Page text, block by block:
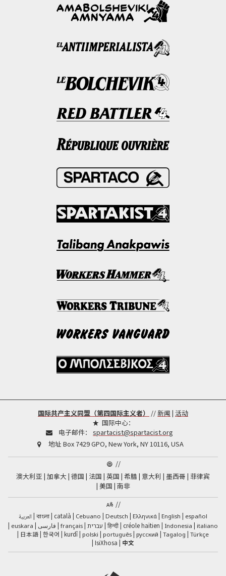
国际共产主义同盟（第四国际主义者） //新闻 | 活动
国际中心：
电子邮件：
spartacist@spartacist.org
地址 Box 7429 GPO, New York, NY 10116, USA
//
澳大利亚 加拿大 德国 法国 英国 希腊 意大利 墨西哥 菲律宾
美国 南非
//
العربية
বাংলা català Cebuano Deutsch Ελληνικά English
español
euskara
فارسی français עברית हिन्दी créole haïtien Indonesia italiano
日本語 한국어 kurdî polski português русский Tagalog Türkçe
IsiXhosa 中文